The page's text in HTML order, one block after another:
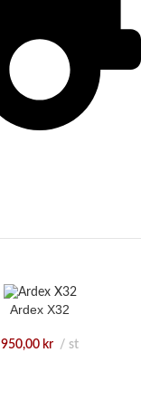
Ardex X32
950,00 kr st